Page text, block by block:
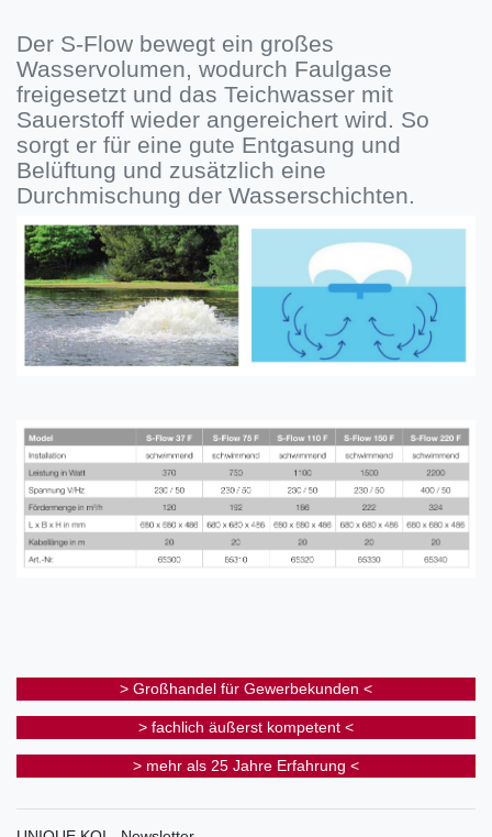
Der S-Flow bewegt ein großes
Wasservolumen, wodurch Faulgase
freigesetzt und das Teichwasser mit
Sauerstoff wieder angereichert wird. So
sorgt er für eine gute Entgasung und
Belüftung und zusätzlich eine
Durchmischung der Wasserschichten.
> Großhandel für Gewerbekunden <
> fachlich äußerst kompetent <
> mehr als 25 Jahre Erfahrung <